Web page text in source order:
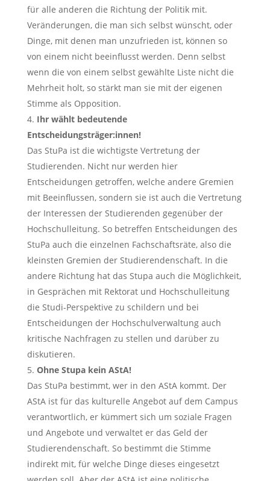
für alle anderen die Richtung der Politik mit.
Veränderungen, die man sich selbst wünscht, oder
Dinge, mit denen man unzufrieden ist, können so
von einem nicht beeinflusst werden. Denn selbst
wenn die von einem selbst gewählte Liste nicht die
Mehrheit holt, so stärkt man sie mit der eigenen
Stimme als Opposition.
Ihr wählt bedeutende
Entscheidungsträger:innen!
Das StuPa ist die wichtigste Vertretung der
Studierenden. Nicht nur werden hier
Entscheidungen getroffen, welche andere Gremien
mit Beeinflussen, sondern sie ist auch die Vertretung
der Interessen der Studierenden gegenüber der
Hochschulleitung. So betreffen Entscheidungen des
StuPa auch die einzelnen Fachschaftsräte, also die
kleinsten Gremien der Studierendenschaft. In die
andere Richtung hat das Stupa auch die Möglichkeit,
in Gesprächen mit Rektorat und Hochschulleitung
die Studi-Perspektive zu schildern und bei
Entscheidungen der Hochschulverwaltung auch
kritische Nachfragen zu stellen und darüber zu
diskutieren.
Ohne Stupa kein AStA!
Das StuPa bestimmt, wer in den AStA kommt. Der
AStA ist für das kulturelle Angebot auf dem Campus
verantwortlich, er kümmert sich um soziale Fragen
und Angebote und verwaltet er das Geld der
Studierendenschaft. So bestimmt die Stimme
indirekt mit, für welche Dinge dieses eingesetzt